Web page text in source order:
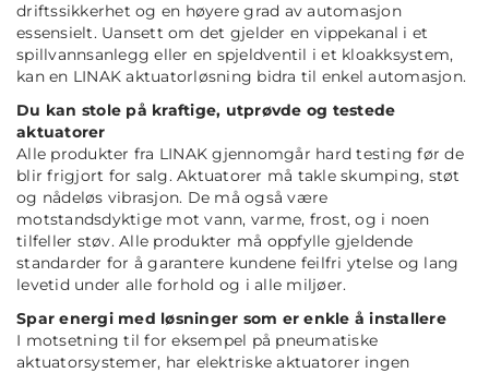
driftssikkerhet og en høyere grad av automasjon
essensielt. Uansett om det gjelder en vippekanal i et
spillvannsanlegg eller en spjeldventil i et kloakksystem,
kan en LINAK aktuatorløsning bidra til enkel automasjon.
Du kan stole på kraftige, utprøvde og testede
aktuatorer
Alle produkter fra LINAK gjennomgår hard testing før de
blir frigjort for salg. Aktuatorer må takle skumping, støt
og nådeløs vibrasjon. De må også være
motstandsdyktige mot vann, varme, frost, og i noen
tilfeller støv. Alle produkter må oppfylle gjeldende
standarder for å garantere kundene feilfri ytelse og lang
levetid under alle forhold og i alle miljøer.
Spar energi med løsninger som er enkle å installere
I motsetning til for eksempel på pneumatiske
aktuatorsystemer, har elektriske aktuatorer ingen